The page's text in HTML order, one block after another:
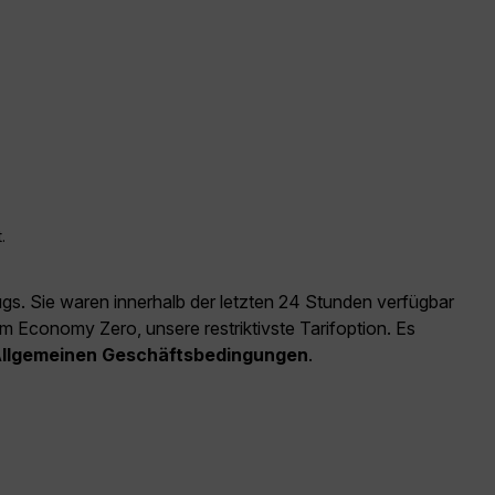
Sie waren innerhalb der letzten 24 Stunden verfügbar
Economy Zero, unsere restriktivste Tarifoption. Es
Geschäftsbedingungen.